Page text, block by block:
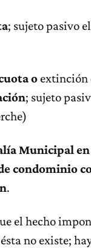
; sujeto pasivo
oextinción
; sujeto
Municipal
condominio
.
el hecho
no existe;